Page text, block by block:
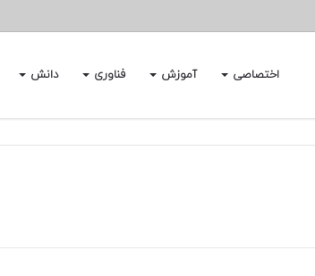
اختصاصی آموزش فناوری دانش